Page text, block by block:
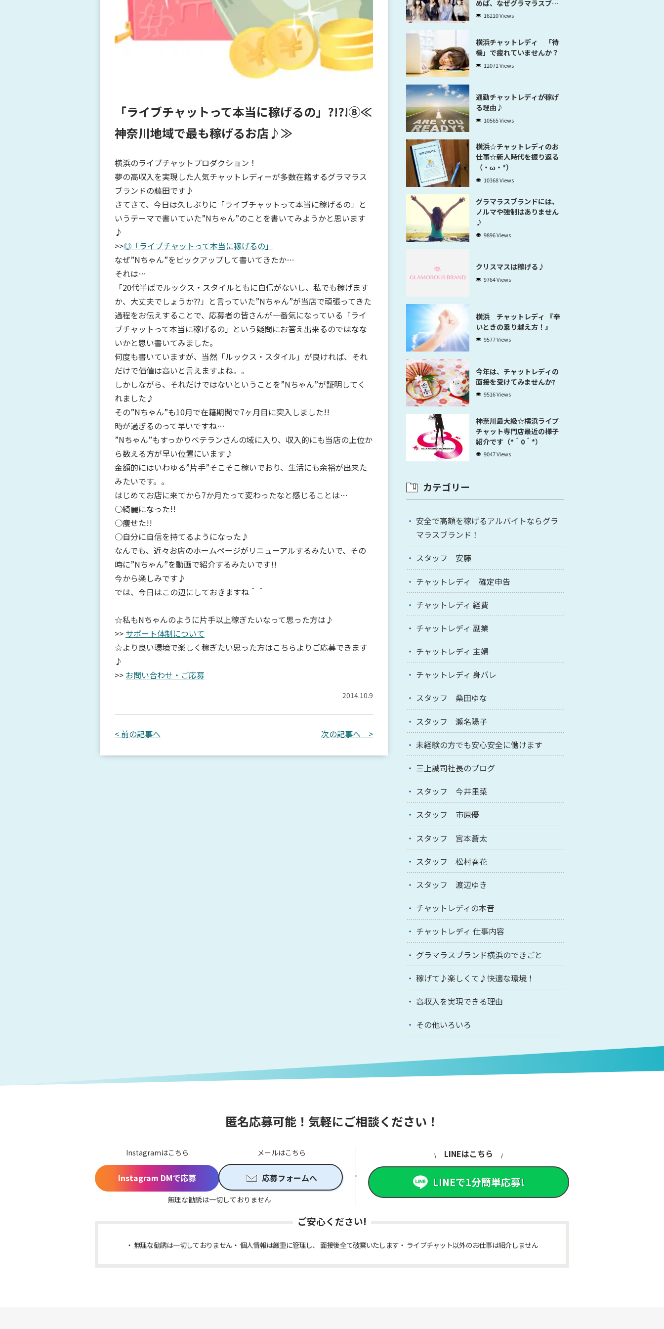
「ライブチャットって本当に稼げるの」?!?!⑧≪
神奈川地域で最も稼げるお店♪≫
横浜のライブチャットプロダクション！
夢の高収入を実現した人気チャットレディーが多数在籍するグラマラス
ブランドの藤田です♪
さてさて、今日は久しぶりに「ライブチャットって本当に稼げるの」と
いうテーマで書いていた”Nちゃん”のことを書いてみようかと思います
♪
>>◎「ライブチャットって本当に稼げるの」
なぜ”Nちゃん”をピックアップして書いてきたか…
それは…
「20代半ばでルックス・スタイルともに自信がないし、私でも稼げます
か、大丈夫でしょうか??」と言っていた”Nちゃん”が当店で頑張ってきた
過程をお伝えすることで、応募者の皆さんが一番気になっている「ライ
ブチャットって本当に稼げるの」という疑問にお答え出来るのではなな
いかと思い書いてみました。
何度も書いていますが、当然「ルックス・スタイル」が良ければ、それ
だけで価値は高いと言えますよね。。
しかしながら、それだけではないということを”Nちゃん”が証明してく
れました♪
その”Nちゃん”も10月で在籍期間で7ヶ月目に突入しました!!
時が過ぎるのって早いですね…
”Nちゃん”もすっかりベテランさんの域に入り、収入的にも当店の上位か
ら数える方が早い位置にいます♪
金額的にはいわゆる”片手”そこそこ稼いでおり、生活にも余裕が出来た
みたいです。。
はじめてお店に来てから7か月たって変わったなと感じることは…
○綺麗になった!!
○痩せた!!
○自分に自信を持てるようになった♪
なんでも、近々お店のホームページがリニューアルするみたいで、その
時に”Nちゃん”を動画で紹介するみたいです!!
今から楽しみです♪
では、今日はこの辺にしておきますね＾＾
☆私もNちゃんのように片手以上稼ぎたいなって思った方は♪
>> サポート体制について
☆より良い環境で楽しく稼ぎたい思った方はこちらよりご応募できます
♪
>> お問い合わせ・ご応募
2014.10.9
< 前の記事へ 次の記事へ >
めば、なぜグラマラスブラ
ンド横浜だと稼げるのかが
16210 Views
横浜チャットレディ 「待
機」で疲れていませんか？
12071 Views
通勤チャットレディが稼げ
る理由♪
10565 Views
横浜☆チャットレディのお
仕事☆新人時代を振り返る
（・ω・*）
10368 Views
グラマラスブランドには、
ノルマや強制はありません
♪
9896 Views
クリスマスは稼げる♪
9764 Views
横浜 チャットレディ 『辛
いときの乗り越え方！』
9577 Views
今年は、チャットレディの
面接を受けてみませんか?
9516 Views
神奈川最大級☆横浜ライブ
チャット専門店最近の様子
紹介です（*＾0＾*）
9047 Views
カテゴリー
安全で高額を稼げるアルバイトならグラ
マラスブランド！
スタッフ 安藤
チャットレディ 確定申告
チャットレディ 経費
チャットレディ 副業
チャットレディ 主婦
チャットレディ 身バレ
スタッフ 桑田ゆな
スタッフ 瀬名陽子
未経験の方でも安心安全に働けます
三上誠司社長のブログ
スタッフ 今井里菜
スタッフ 市原優
スタッフ 宮本蒼太
スタッフ 松村春花
スタッフ 渡辺ゆき
チャットレディの本音
チャットレディ 仕事内容
グラマラスブランド横浜のできごと
稼げて♪楽しくて♪快適な環境！
高収入を実現できる理由
その他いろいろ
匿名応募可能！気軽にご相談ください！
Instagramはこちら
Instagram DMで応募
メールはこちら
応募フォームへ
無理な勧誘は一切しておりません
LINEはこちら
LINEで1分簡単応募!
ご安心ください!
無理な勧誘は一切しておりません 個人情報は厳重に管理し、 面接後全て破棄いたします ライブチャット以外のお仕事は紹介しません